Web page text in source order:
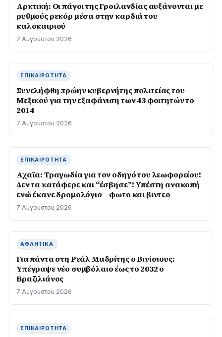
Αρκτική: Οι πάγοι της Γροιλανδίας αυξάνονται με
ρυθμούς ρεκόρ μέσα στην καρδιά του
καλοκαιριού
7 Αυγούστου 2026
ΕΠΙΚΑΙΡΌΤΗΤΑ
Συνελήφθη πρώην κυβερνήτης πολιτείας του
Μεξικού για την εξαφάνιση των 43 φοιτητών το
2014
7 Αυγούστου 2026
ΕΠΙΚΑΙΡΌΤΗΤΑ
Αχαϊα: Τραγωδία για τον οδηγό του λεωφορείου!
Δεν τα κατάφερε και “έσβησε”! Υπέστη ανακοπή
ενώ έκανε δρομολόγιο – φωτο και βιντεο
7 Αυγούστου 2026
ΑΘΛΗΤΙΚΆ
Για πάντα στη Ρεάλ Μαδρίτης ο Βινίσιους:
Yπέγραψε νέο συμβόλαιο έως το 2032 ο
Βραζιλιάνος
7 Αυγούστου 2026
ΕΠΙΚΑΙΡΌΤΗΤΑ